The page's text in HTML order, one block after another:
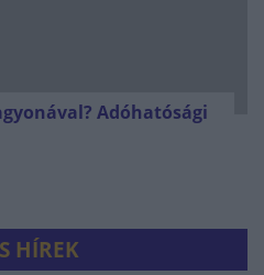
Adóhatósági
HÍREK